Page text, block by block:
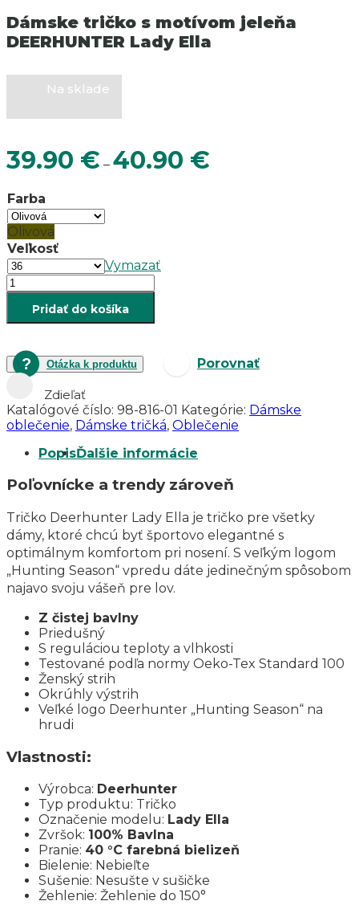
Dámske tričko s motívom jeleňa
DEERHUNTER Lady Ella
Na sklade
39.90 € – 40.90 €
Farba
Olivová
Veľkosť
Vymazať
množstvo
Dámske
tričko
s
jeleňa
DEERHUNTER
Ella
Pridať do košíka
Otázka k produktu Porovnať
Zdieľať
Katalógové číslo: 98-816-01 Kategórie: Dámske
oblečenie, Dámske tričká, Oblečenie
PopisĎalšie informácie
Poľovnícke a trendy zároveň
Tričko Deerhunter Lady Ella je tričko pre všetky
dámy, ktoré chcú byť športovo elegantné s
optimálnym komfortom pri nosení. S veľkým logom
„Hunting Season“ vpredu dáte jedinečným spôsobom
najavo svoju vášeň pre lov.
Z čistej bavlny
Priedušný
S reguláciou teploty a vlhkosti
Testované podľa normy Oeko-Tex Standard 100
Ženský strih
Okrúhly výstrih
Veľké logo Deerhunter „Hunting Season“ na
hrudi
Vlastnosti:
Výrobca: Deerhunter
Typ produktu: Tričko
Označenie modelu: Lady Ella
Zvršok: 100% Bavlna
Pranie: 40 °C farebná bielizeň
Bielenie: Nebieľte
Sušenie: Nesušte v sušičke
Žehlenie: Žehlenie do 150°